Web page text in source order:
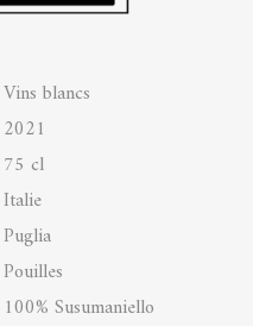
Vins blancs
2021
75 cl
Italie
Puglia
Pouilles
100% Susumaniello